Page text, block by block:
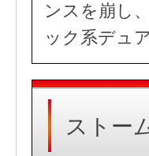
ンスを崩し
ック系デュ
ストー